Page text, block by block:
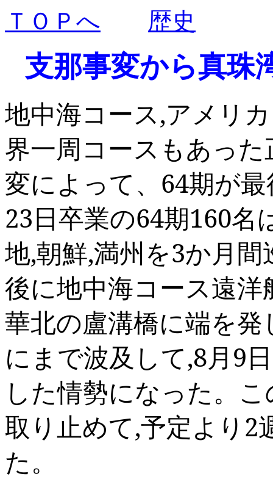
ＴＯＰへ 歴史
支那事変から真珠
地中海コース,アメリ
界一周コースもあっ
変によって、 64期が
23日卒業の64期160名
地,朝鮮,満州を3か月間
後に地中海コース遠
華北の盧溝橋に端を
にまで波及して,8月9
した情勢になった。
取り止めて,予定より 2
た。